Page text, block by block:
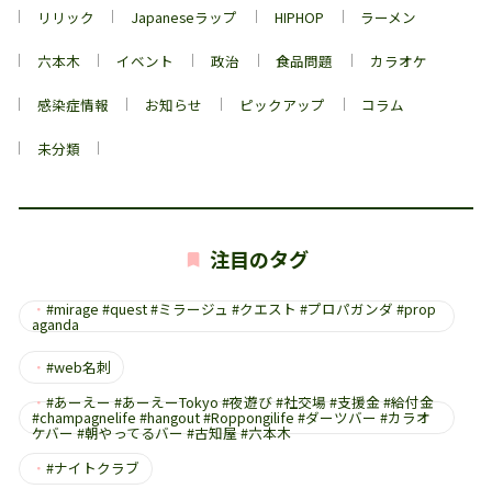
リリック Japaneseラップ HIPHOP ラーメン
六本木 イベント 政治 食品問題 カラオケ
感染症情報 お知らせ ピックアップ コラム
未分類
注目のタグ
・ #mirage #quest #ミラージュ #クエスト #プロパガンダ #prop
aganda
・ #web名刺
・ #あーえー #あーえーTokyo #夜遊び #社交場 #支援金 #給付金
#champagnelife #hangout #Roppongilife #ダーツバー #カラオ
ケバー #朝やってるバー #古知屋 #六本木
・ #ナイトクラブ